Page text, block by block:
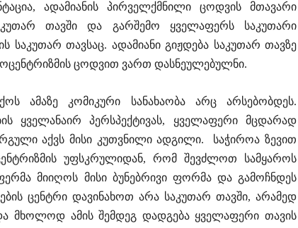
ადამიანის პირველქმნილი ცოდვის მთავარი
თავში და გარშემო ყველაფერს საკუთარი
საკუთარ თავსაც. ადამიანი გიჟდება საკუთარ თავზე
ცოდვით ვართ დასნეულებულნი.
ამაზე კომიკური სანახაობა არც არსებობდეს.
ყველანაირ პერსპექტივას, ყველაფერი მცდარად
აქვს მისი კუთვნილი ადგილი. საჭიროა ზევით
უფსკრულიდან, რომ შევძლოთ სამყაროს
მიიღოს მისი ბუნებრივი ფორმა და გამოჩნდეს
ცენტრი დავინახოთ არა საკუთარ თავში, არამედ
მხოლოდ ამის შემდეგ დადგება ყველაფერი თავის